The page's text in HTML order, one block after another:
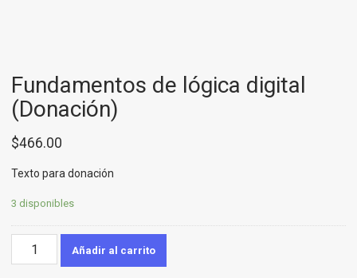
Fundamentos de lógica digital
(Donación)
$466.00
Texto para donación
3 disponibles
Fundamentos
Añadir al carrito